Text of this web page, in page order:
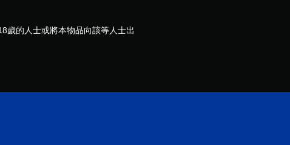
歲的人士或將本物品向該等人士出